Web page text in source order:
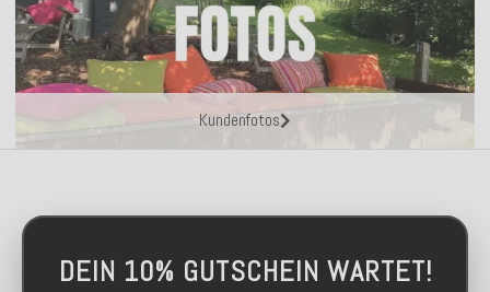
Kundenfotos
DEIN 10% GUTSCHEIN WARTET!